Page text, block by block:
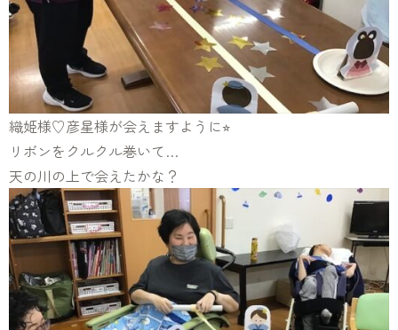
織姫様♡彦星様が会えますように⭐︎
リボンをクルクル巻いて…
天の川の上で会えたかな？